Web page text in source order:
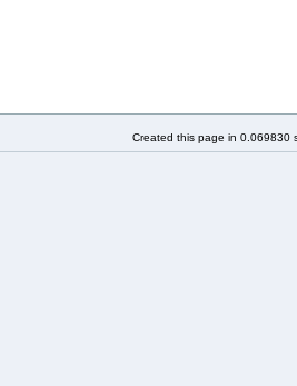
Created this page in 0.069830